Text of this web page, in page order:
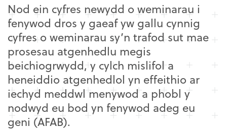
Nod ein cyfres newydd o weminarau i
fenywod dros y gaeaf yw gallu cynnig
cyfres o weminarau sy’n trafod sut mae
prosesau atgenhedlu megis
beichiogrwydd, y cylch mislifol a
heneiddio atgenhedlol yn effeithio ar
iechyd meddwl menywod a phobl y
nodwyd eu bod yn fenywod adeg eu
geni (AFAB).